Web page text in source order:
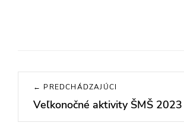
Navigácia
článku
← PREDCHÁDZAJÚCI
Previous
post:
Veľkonočné aktivity ŠMŠ 2023